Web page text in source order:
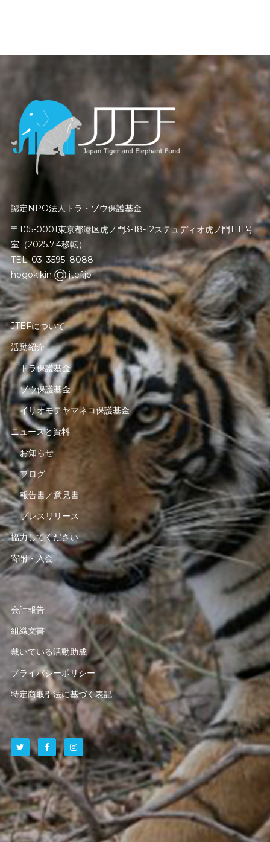
認定NPO法人トラ・ゾウ保護基金
〒105-0001東京都港区虎ノ門3-18-12ステュディオ虎ノ門1111号
室（2025.7.4移転）
TEL: 03–3595–8088
hogokikin
jtef.jp
JTEFについて
活動紹介
トラ保護基金
ゾウ保護基金
イリオモテヤマネコ保護基金
ニュースと資料
お知らせ
ブログ
報告書／意見書
プレスリリース
協力してください
寄附・入会
会計報告
組織文書
戴いている活動助成
プライバシーポリシー
特定商取引法に基づく表記